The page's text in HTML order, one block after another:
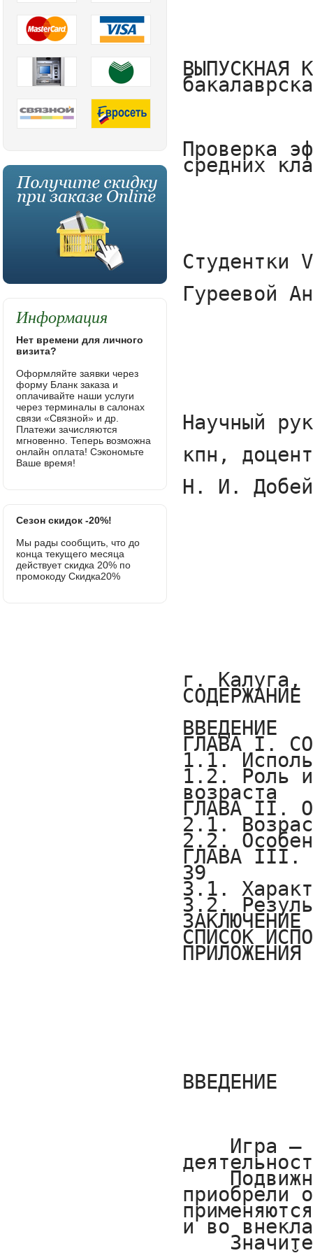
Информация
Нет времени для личного
визита?
Оформляйте заявки через
форму Бланк заказа и
оплачивайте наши услуги
через терминалы в салонах
связи «Связной» и др.
Платежи зачисляются
мгновенно. Теперь возможна
онлайн оплата! Сэкономьте
Ваше время!
Сезон скидок -20%!
Мы рады сообщить, что до
конца текущего месяца
действует скидка 20% по
промокоду Скидка20%